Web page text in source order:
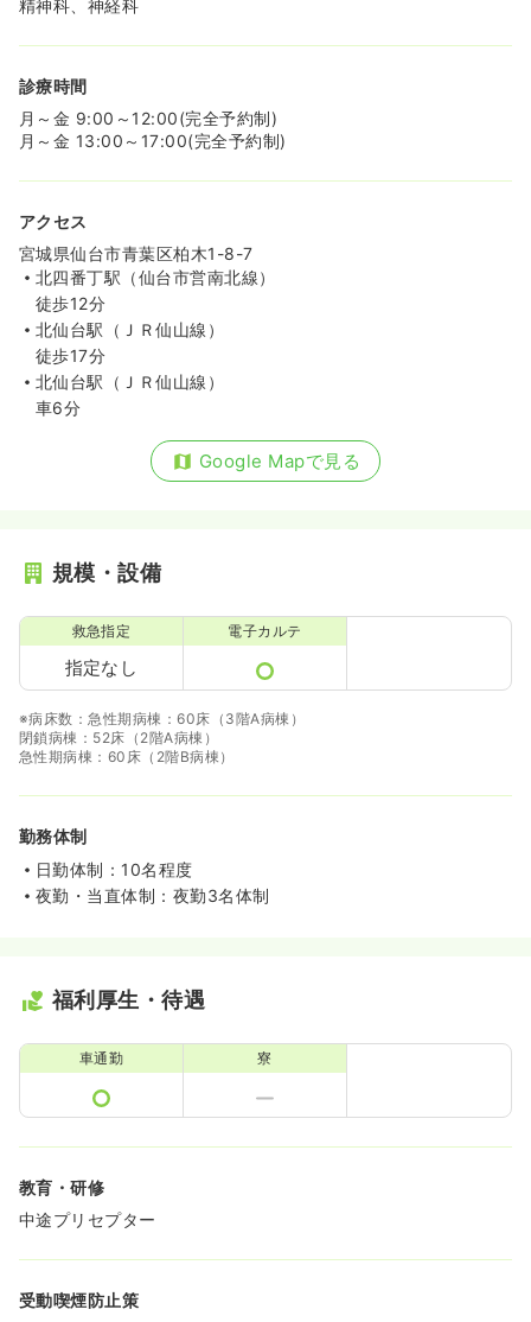
精神科、神経科
診療時間
月～金 9:00～12:00(完全予約制)
月～金 13:00～17:00(完全予約制)
アクセス
宮城県仙台市青葉区柏木1-8-7
北四番丁駅（仙台市営南北線）
徒歩12分
北仙台駅（ＪＲ仙山線）
徒歩17分
北仙台駅（ＪＲ仙山線）
車6分
Google Mapで見る
規模・設備
救急指定
指定なし
電子カルテ
※病床数：急性期病棟：60床（3階A病棟）
閉鎖病棟：52床（2階A病棟）
急性期病棟：60床（2階B病棟）
勤務体制
日勤体制：10名程度
夜勤・当直体制：夜勤3名体制
福利厚生・待遇
車通勤 寮
教育・研修
中途プリセプター
受動喫煙防止策